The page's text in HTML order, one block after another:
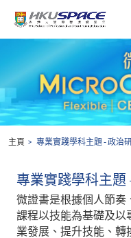
主頁 專業實踐學科主題 - 政治
專業實踐學科主題
微證書是根據個人節奏
課程以技能為基礎及以
業發展、提升技能、轉